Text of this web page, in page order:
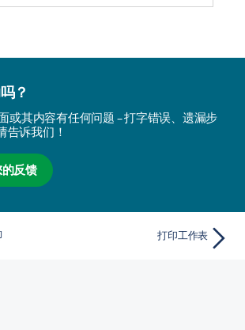
？
或其内容有任何问题 – 打字错误、遗漏步
告诉我们！
反馈
打印工作表